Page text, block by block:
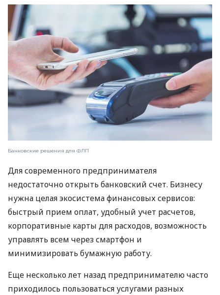
Банковские решения для ФЛП
Для современного предпринимателя
недостаточно открыть банковский счет. Бизнесу
нужна целая экосистема финансовых сервисов:
быстрый прием оплат, удобный учет расчетов,
корпоративные карты для расходов, возможность
управлять всем через смартфон и
минимизировать бумажную работу.
Еще несколько лет назад предпринимателю часто
приходилось пользоваться услугами разных